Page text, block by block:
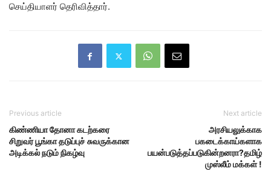
செய்தியாளர் தெரிவித்தார்.
Previous article
கிண்ணியா தோனா கடற்கரை
சிறுவர் பூங்கா தடுப்புச் சுவருக்கான
அடிக்கல் நடும் நிகழ்வு
Next article
அரசியலுக்காக
பகடைக்காய்களாக
பயன்படுத்தப்படுகின்றனரா?தமிழ்
முஸ்லீம் மக்கள் !